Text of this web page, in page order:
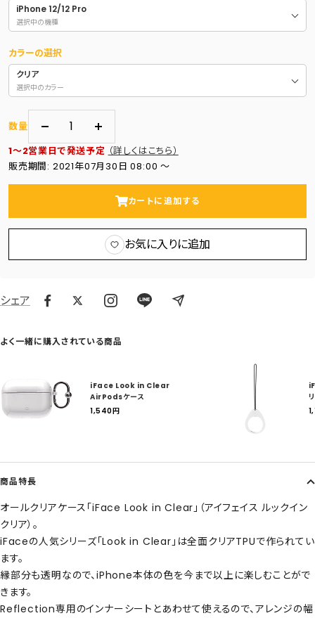
iPhone 12/12 Pro
選択中の機種
カラーの選択
クリア
選択中のカラー
数量
量
を
す
数
量
を
す
1～2営業日で発送予定 （詳しくはこちら）
販売期間: 2021年07月30日 08:00 〜
カートに追加する
お気に入りに追加
シェア
商品特長
オールクリアケース「iFace Look in Clear」（アイフェイス ルックイン
クリア）。
iFaceの人気シリーズ「Look in Clear」は全面クリアTPUで作られてい
ます。
縁部分も透明なので、iPhone本体の色を今まで以上に楽しむことがで
きます。
Reflection専用のインナーシートとあわせて使えるので、アレンジの幅
よく一緒に購入されている商品
iFace Look in Clear
AirPodsケース
セ
1,540円
セ